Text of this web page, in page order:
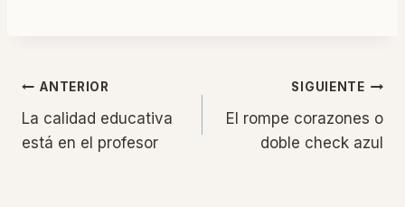
Navegación
de
ANTERIOR
La calidad educativa
está en el profesor
SIGUIENTE
El rompe corazones o
doble check azul